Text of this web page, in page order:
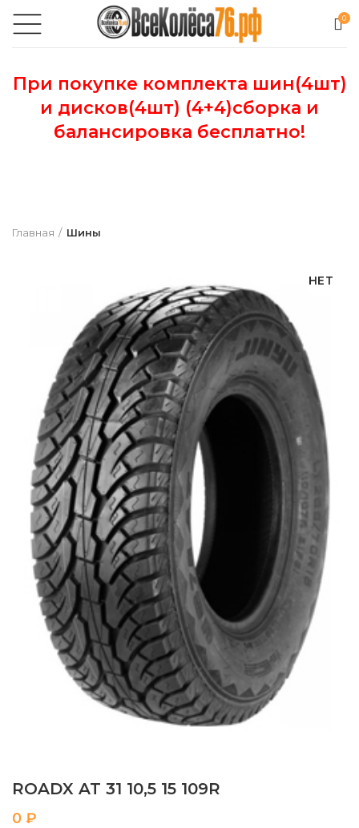
0
При покупке комплекта шин(4шт)
и дисков(4шт) (4+4)сборка и
балансировка бесплатно!
Главная Шины
НЕТ
ROADX AT 31 10,5 15 109R
₽